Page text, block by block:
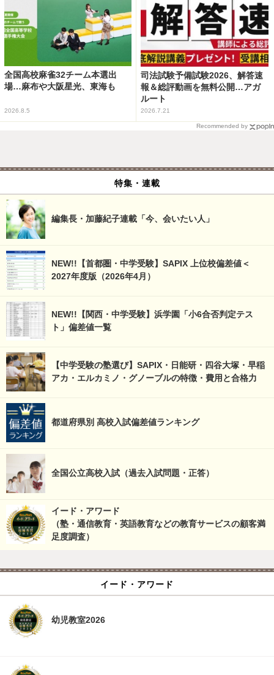
全国高校麻雀32チーム本選出
場…麻布や大阪星光、東海も
2026.8.5
司法試験予備試験2026、解答速
報＆総評動画を無料公開…アガ
ルート
2026.7.21
Recommended by
特集・連載
編集長・加藤紀子連載「今、会いたい人」
NEW!!【首都圏・中学受験】SAPIX 上位校偏差値＜
2027年度版（2026年4月）
NEW!!【関西・中学受験】浜学園「小6合否判定テス
ト」偏差値一覧
【中学受験の塾選び】SAPIX・日能研・四谷大塚・早稲
アカ・エルカミノ・グノーブルの特徴・費用と合格力
都道府県別 高校入試偏差値ランキング
全国公立高校入試（過去入試問題・正答）
イード・アワード
（塾・通信教育・英語教育などの教育サービスの顧客満
足度調査）
イード・アワード
幼児教室2026